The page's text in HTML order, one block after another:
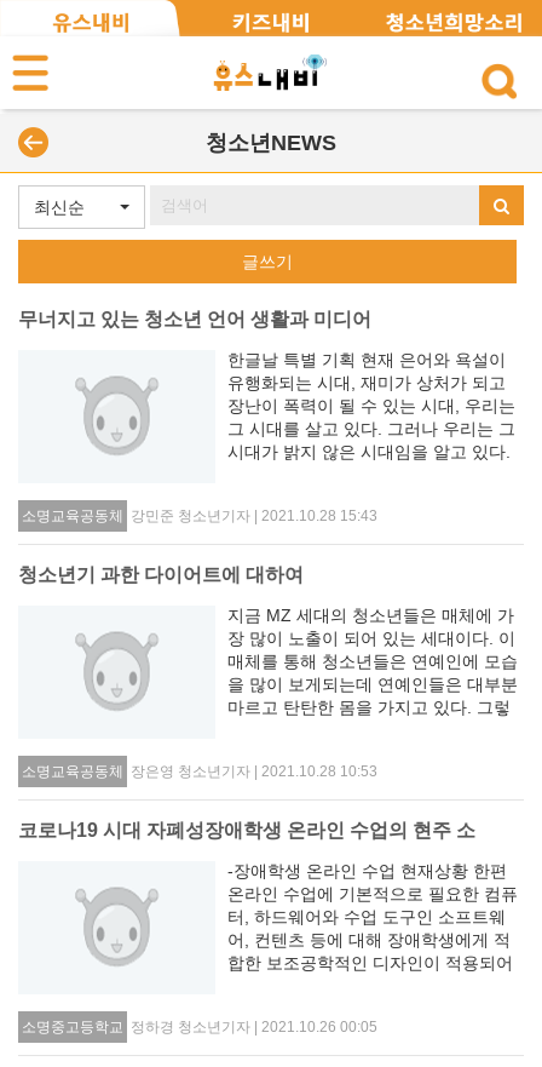
청소년NEWS
최신순
무너지고 있는 청소년 언어 생활과 미디어
한글날 특별 기획 현재 은어와 욕설이
유행화되는 시대, 재미가 상처가 되고
장난이 폭력이 될 수 있는 시대, 우리는
그 시대를 살고 있다. 그러나 우리는 그
시대가 밝지 않은 시대임을 알고 있다.
회가, 미디어가 노력해야 한다.
소명교육공동체 강민준 청소년기자 | 2021.10.28 15:43
청소년기 과한 다이어트에 대하여
지금 MZ 세대의 청소년들은 매체에 가
장 많이 노출이 되어 있는 세대이다. 이
매체를 통해 청소년들은 연예인에 모습
을 많이 보게되는데 연예인들은 대부분
마르고 탄탄한 몸을 가지고 있다. 그렇
트나 성형까지도 감행하기도 한다. 출처
: 뷰..
소명교육공동체 장은영 청소년기자 | 2021.10.28 10:53
코로나19 시대 자폐성장애학생 온라인 수업의 현주 소
-장애학생 온라인 수업 현재상황 한편
온라인 수업에 기본적으로 필요한 컴퓨
터, 하드웨어와 수업 도구인 소프트웨
어, 컨텐츠 등에 대해 장애학생에게 적
합한 보조공학적인 디자인이 적용되어
대한 지원방안을 적극적으로 강구하여
야 할 것이다..
소명중고등학교 정하경 청소년기자 | 2021.10.26 00:05
글쓰기